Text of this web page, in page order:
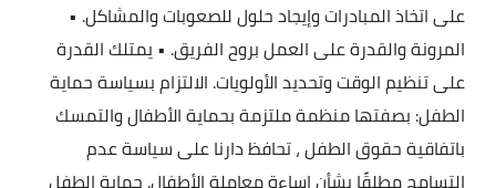
على اتخاذ المبادرات وإيجاد حلول للصعوبات والمشاكل. •
المرونة والقدرة على العمل بروح الفريق. • يمتلك القدرة
على تنظيم الوقت وتحديد الأولويات. الالتزام بسياسة حماية
الطفل: بصفتها منظمة ملتزمة بحماية الأطفال والتمسك
باتفاقية حقوق الطفل ، تحافظ دارنا على سياسة عدم
التسامح مطلقًا بشأن إساءة معاملة الأطفال. حماية الطفل